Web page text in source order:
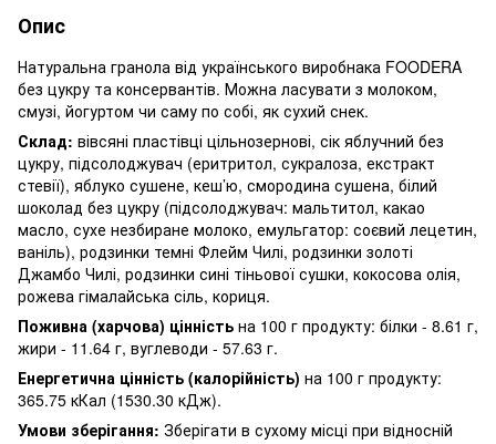
Опис
Натуральна гранола від українського виробнака FOODERA
без цукру та консервантів. Можна ласувати з молоком,
смузі, йогуртом чи саму по собі, як сухий снек.
Склад: вівсяні пластівці цільнозернові, сік яблучний без
цукру, підсолоджувач (еритритол, сукралоза, екстракт
стевії), яблуко сушене, кеш’ю, смородина сушена, білий
шоколад без цукру (підсолоджувач: мальтитол, какао
масло, сухе незбиране молоко, емульгатор: соєвий лецетин,
ваніль), родзинки темні Флейм Чилі, родзинки золоті
Джамбо Чилі, родзинки сині тіньової сушки, кокосова олія,
рожева гімалайська сіль, кориця.
Поживна (харчова) цінність на 100 г продукту: білки - 8.61 г,
жири - 11.64 г, вуглеводи - 57.63 г.
Енергетична цінність (калорійність) на 100 г продукту:
365.75 кКал (1530.30 кДж).
Умови зберігання: Зберігати в сухому місці при відносній